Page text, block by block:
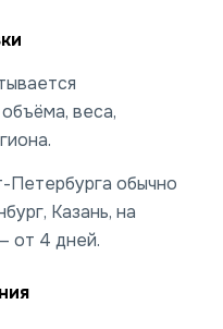
веса,
Петербурга обычно
Казань, на
от 4 дней.